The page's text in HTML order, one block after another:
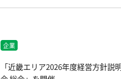
企業
「近畿エリア2026年度経営方針